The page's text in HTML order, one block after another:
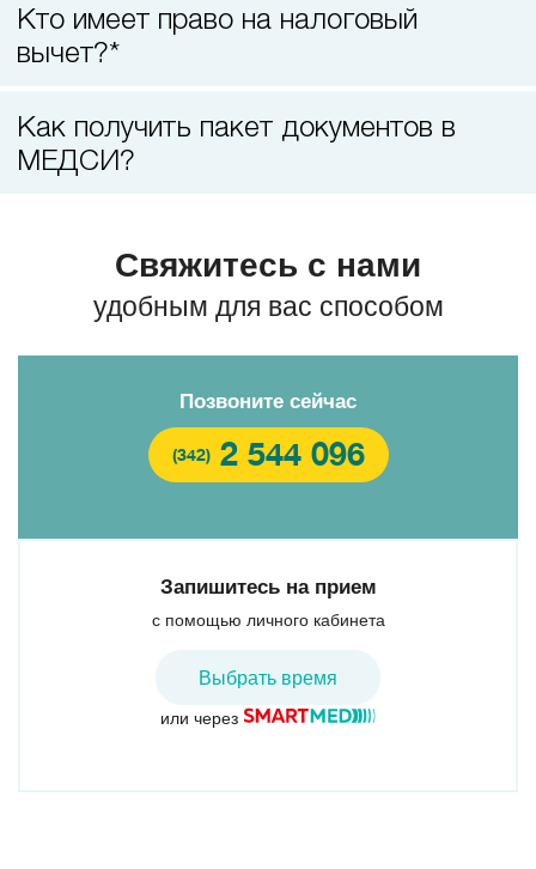
УЗИ
Приём врача-стоматолога
Лазерная коррекция зрения
Кто имеет право на налоговый
вычет?*
Как получить пакет документов в
МЕДСИ?
Свяжитесь с нами
удобным для вас способом
Позвоните сейчас
(342) 2 544 096
Запишитесь на прием
с помощью личного кабинета
Выбрать время
или через